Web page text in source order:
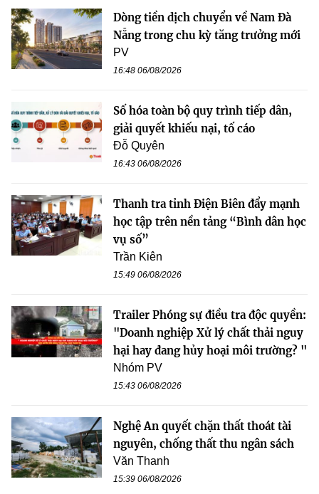
Dòng tiền dịch chuyển về Nam Đà
Nẵng trong chu kỳ tăng trưởng mới
PV
16:48 06/08/2026
Số hóa toàn bộ quy trình tiếp dân,
giải quyết khiếu nại, tố cáo
Đỗ Quyên
16:43 06/08/2026
Thanh tra tỉnh Điện Biên đẩy mạnh
học tập trên nền tảng “Bình dân học
vụ số”
Trần Kiên
15:49 06/08/2026
Trailer Phóng sự điều tra độc quyền:
"Doanh nghiệp Xử lý chất thải nguy
hại hay đang hủy hoại môi trường? "
Nhóm PV
15:43 06/08/2026
Nghệ An quyết chặn thất thoát tài
nguyên, chống thất thu ngân sách
Văn Thanh
15:39 06/08/2026